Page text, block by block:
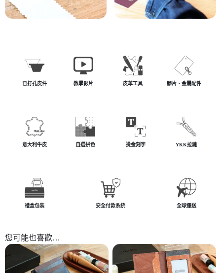
已打孔皮件 教學影片 皮革工具 膠片、金屬配件
意大利牛皮 自選拼色 燙金刻字 YKK拉鏈
禮盒包裝 安全付款系統 全球運送
您可能也喜歡…